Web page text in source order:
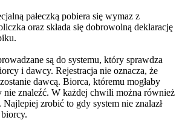
pałeczką pobiera się wymaz z
oraz składa się dobrowolną deklarację
są do systemu, który sprawdza
i dawcy. Rejestracja nie oznacza, że
dawcą. Biorca, któremu mogłaby
nie znaleźć. W każdej chwili można również
zrobić to gdy system nie znalazł